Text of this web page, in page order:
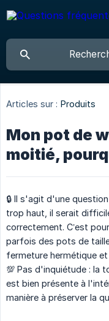
Articles sur : Produits
Mon pot de
moitié,
🔒 Il s'agit d'une
trop haut, il serait
correctement. C’est
parfois des pots de
fermeture hermétique et
💯 Pas d'inquiétude : la
est bien présente à
manière à préserver la